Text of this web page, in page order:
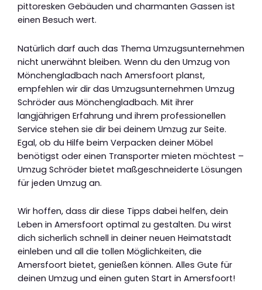
pittoresken Gebäuden und charmanten Gassen ist
einen Besuch wert.
Natürlich darf auch das Thema Umzugsunternehmen
nicht unerwähnt bleiben. Wenn du den Umzug von
Mönchengladbach nach Amersfoort planst,
empfehlen wir dir das Umzugsunternehmen Umzug
Schröder aus Mönchengladbach. Mit ihrer
langjährigen Erfahrung und ihrem professionellen
Service stehen sie dir bei deinem Umzug zur Seite.
Egal, ob du Hilfe beim Verpacken deiner Möbel
benötigst oder einen Transporter mieten möchtest –
Umzug Schröder bietet maßgeschneiderte Lösungen
für jeden Umzug an.
Wir hoffen, dass dir diese Tipps dabei helfen, dein
Leben in Amersfoort optimal zu gestalten. Du wirst
dich sicherlich schnell in deiner neuen Heimatstadt
einleben und all die tollen Möglichkeiten, die
Amersfoort bietet, genießen können. Alles Gute für
deinen Umzug und einen guten Start in Amersfoort!